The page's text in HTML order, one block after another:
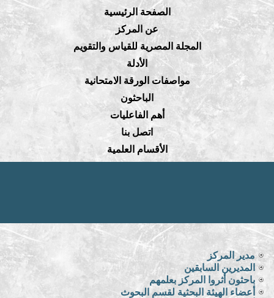
الصفحة الرئيسية
عن المركز
المجلة المصرية للقياس والتقويم
الأدلة
مواصفات الورقة الامتحانية
الباحثون
أهم الفاعليات
اتصل بنا
الأقسام العلمية
مدير المركز
المديرين السابقين
باحثون أثروا المركز بعلمهم
أعضاء الهيئة البحثية لقسم البحوث